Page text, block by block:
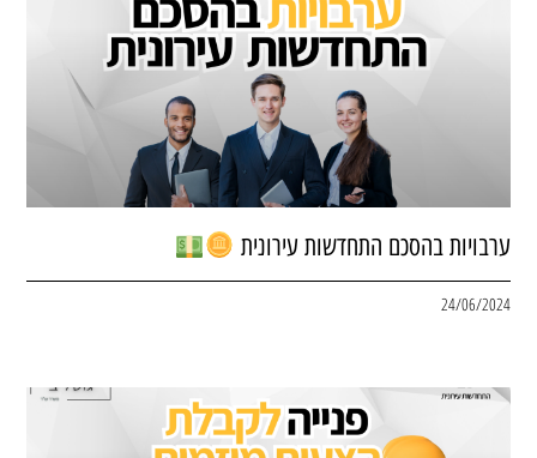
ערבויות בהסכם התחדשות עירונית
24/06/2024